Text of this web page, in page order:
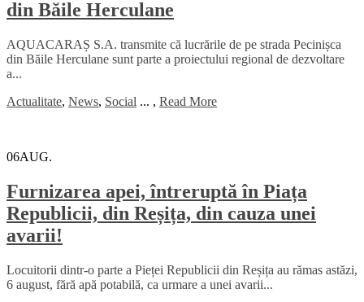
din Băile Herculane
AQUACARAȘ S.A. transmite că lucrările de pe strada Pecinișca
din Băile Herculane sunt parte a proiectului regional de dezvoltare
a...
Actualitate, News, Social ... , Read More
06AUG.
Furnizarea apei, întreruptă în Piața
Republicii, din Reșița, din cauza unei
avarii!
Locuitorii dintr-o parte a Pieței Republicii din Reșița au rămas astăzi,
6 august, fără apă potabilă, ca urmare a unei avarii...